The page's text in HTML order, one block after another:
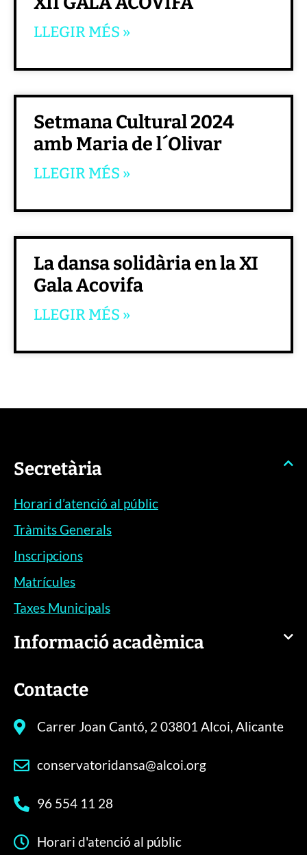
LLEGIR MÉS »
Setmana Cultural 2024
amb Maria de l´Olivar
LLEGIR MÉS »
La dansa solidària en la XI
Gala Acovifa
LLEGIR MÉS »
Secretària
Horari d’atenció al públic
Tràmits Generals
Inscripcions
Matrícules
Taxes Municipals
Informació acadèmica
Contacte
Carrer Joan Cantó, 2 03801 Alcoi, Alicante
conservatoridansa@alcoi.org
96 554 11 28
Horari d'atenció al públic